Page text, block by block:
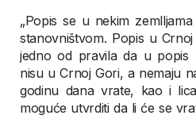
„Popis se u nekim
stanovništvom. Popis u
jedno od pravila da u popis
nisu u Crnoj Gori, a nemaju
godinu dana vrate, kao i
moguće utvrditi da li će se